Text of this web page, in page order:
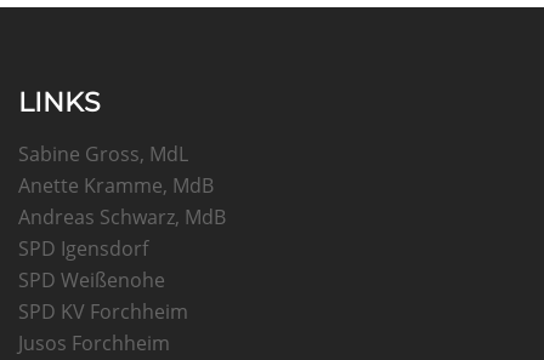
LINKS
Sabine Gross, MdL
Anette Kramme, MdB
Andreas Schwarz, MdB
SPD Igensdorf
SPD Weißenohe
SPD KV Forchheim
Jusos Forchheim